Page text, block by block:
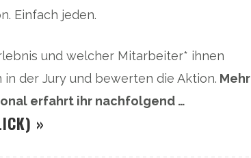
Einfach jeden.
und welcher Mitarbeiter* ihnen
der Jury und bewerten die Aktion. Mehr
erfahrt ihr nachfolgend …
»